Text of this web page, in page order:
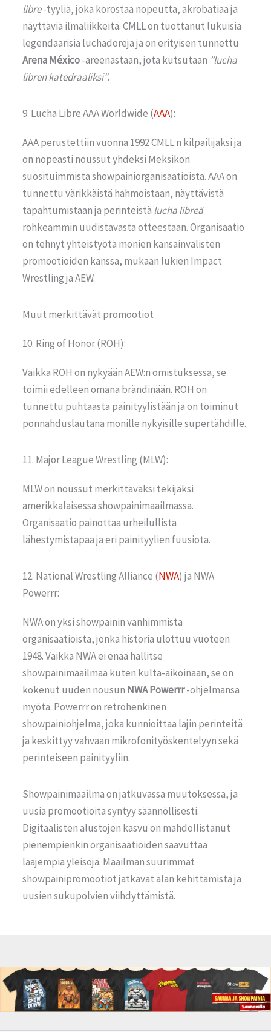
libre-tyyliä, joka korostaa nopeutta, akrobatiaa ja
näyttäviä ilmaliikkeitä. CMLL on tuottanut lukuisia
legendaarisia luchadoreja ja on erityisen tunnettu
Arena México-areenastaan, jota kutsutaan ”lucha
libren katedraaliksi”.
9. Lucha Libre AAA Worldwide (AAA):
AAA perustettiin vuonna 1992 CMLL:n kilpailijaksi ja
on nopeasti noussut yhdeksi Meksikon
suosituimmista showpainiorganisaatioista. AAA on
tunnettu värikkäistä hahmoistaan, näyttävistä
tapahtumistaan ja perinteistä lucha libreä
rohkeammin uudistavasta otteestaan. Organisaatio
on tehnyt yhteistyötä monien kansainvälisten
promootioiden kanssa, mukaan lukien Impact
Wrestling ja AEW.
Muut merkittävät promootiot
10. Ring of Honor (ROH):
Vaikka ROH on nykyään AEW:n omistuksessa, se
toimii edelleen omana brändinään. ROH on
tunnettu puhtaasta painityylistään ja on toiminut
ponnahduslautana monille nykyisille supertähdille.
11. Major League Wrestling (MLW):
MLW on noussut merkittäväksi tekijäksi
amerikkalaisessa showpainimaailmassa.
Organisaatio painottaa urheilullista
lähestymistapaa ja eri painityylien fuusiota.
12. National Wrestling Alliance (NWA) ja NWA
Powerrr:
NWA on yksi showpainin vanhimmista
organisaatioista, jonka historia ulottuu vuoteen
1948. Vaikka NWA ei enää hallitse
showpainimaailmaa kuten kulta-aikoinaan, se on
kokenut uuden nousun NWA Powerrr-ohjelmansa
myötä. Powerrr on retrohenkinen
showpainiohjelma, joka kunnioittaa lajin perinteitä
ja keskittyy vahvaan mikrofonityöskentelyyn sekä
perinteiseen painityyliin.
Showpainimaailma on jatkuvassa muutoksessa, ja
uusia promootioita syntyy säännöllisesti.
Digitaalisten alustojen kasvu on mahdollistanut
pienempienkin organisaatioiden saavuttaa
laajempia yleisöjä. Maailman suurimmat
showpainipromootiot jatkavat alan kehittämistä ja
uusien sukupolvien viihdyttämistä.